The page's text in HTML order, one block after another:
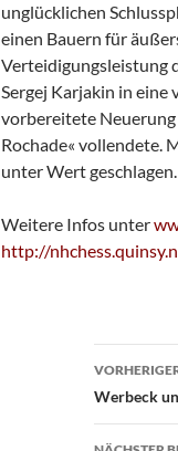
unglücklichen
einen Bauern für
Verteidigungsleistung
Sergej Karjakin in eine
vorbereitete Neuerung
Rochade« vollendete.
unter Wert geschlagen.
Weitere Infos unter
http://
Werbeck